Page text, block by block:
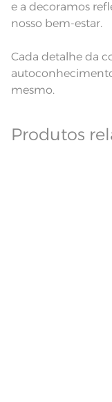
e a decoramos
nosso bem-estar.
Cada detalhe da
mesmo.
Produtos